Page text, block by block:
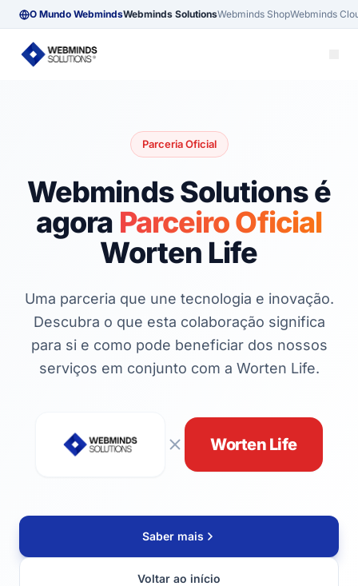
O Mundo WebmindsWebminds SolutionsWebminds ShopWebminds
Parceria Oficial
Webminds Solutions é
agora Parceiro Oficial
Worten Life
Uma parceria que une tecnologia e inovação.
Descubra o que esta colaboração significa
para si e como pode beneficiar dos nossos
serviços em conjunto com a Worten Life.
Worten Life
Saber mais
Voltar ao início